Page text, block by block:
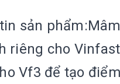
sản phẩm:
riêng cho
Vf3 để tạo